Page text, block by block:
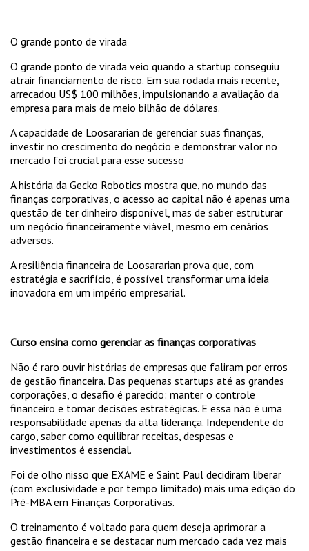
O grande ponto de virada
O grande ponto de virada veio quando a startup conseguiu
atrair financiamento de risco. Em sua rodada mais recente,
arrecadou US$ 100 milhões, impulsionando a avaliação da
empresa para mais de meio bilhão de dólares.
A capacidade de Loosararian de gerenciar suas finanças,
investir no crescimento do negócio e demonstrar valor no
mercado foi crucial para esse sucesso
A história da Gecko Robotics mostra que, no mundo das
finanças corporativas, o acesso ao capital não é apenas uma
questão de ter dinheiro disponível, mas de saber estruturar
um negócio financeiramente viável, mesmo em cenários
adversos.
A resiliência financeira de Loosararian prova que, com
estratégia e sacrifício, é possível transformar uma ideia
inovadora em um império empresarial.
Curso ensina como gerenciar as finanças corporativas
Não é raro ouvir histórias de empresas que faliram por erros
de gestão financeira. Das pequenas startups até as grandes
corporações, o desafio é parecido: manter o controle
financeiro e tomar decisões estratégicas. E essa não é uma
responsabilidade apenas da alta liderança. Independente do
cargo, saber como equilibrar receitas, despesas e
investimentos é essencial.
Foi de olho nisso que EXAME e Saint Paul decidiram liberar
(com exclusividade e por tempo limitado) mais uma edição do
Pré-MBA em Finanças Corporativas.
O treinamento é voltado para quem deseja aprimorar a
gestão financeira e se destacar num mercado cada vez mais